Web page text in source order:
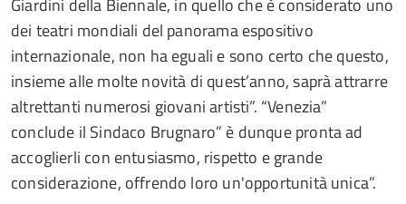
Giardini della Biennale, in quello che è considerato uno
dei teatri mondiali del panorama espositivo
internazionale, non ha eguali e sono certo che questo,
insieme alle molte novità di quest’anno, saprà attrarre
altrettanti numerosi giovani artisti”. “Venezia”
conclude il Sindaco Brugnaro” è dunque pronta ad
accoglierli con entusiasmo, rispetto e grande
considerazione, offrendo loro un'opportunità unica”.